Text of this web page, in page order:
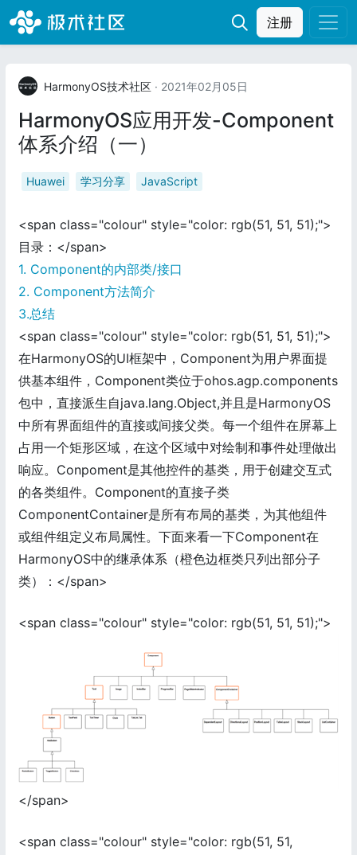
注册
HarmonyOS技术社区 · 2021年02月05日
HarmonyOS应用开发-Component
体系介绍（一）
Huawei 学习分享 JavaScript
<span class="colour" style="color: rgb(51, 51, 51);">
目录：</span>
1. Component的内部类/接口
2. Component方法简介
3.总结
<span class="colour" style="color: rgb(51, 51, 51);">
在HarmonyOS的UI框架中，Component为用户界面提
供基本组件，Component类位于ohos.agp.components
包中，直接派生自java.lang.Object,并且是HarmonyOS
中所有界面组件的直接或间接父类。每一个组件在屏幕上
占用一个矩形区域，在这个区域中对绘制和事件处理做出
响应。Conpoment是其他控件的基类，用于创建交互式
的各类组件。Component的直接子类
ComponentContainer是所有布局的基类，为其他组件
或组件组定义布局属性。下面来看一下Component在
HarmonyOS中的继承体系（橙色边框类只列出部分子
类）：</span>
<span class="colour" style="color: rgb(51, 51, 51);">
</span>
<span class="colour" style="color: rgb(51, 51,